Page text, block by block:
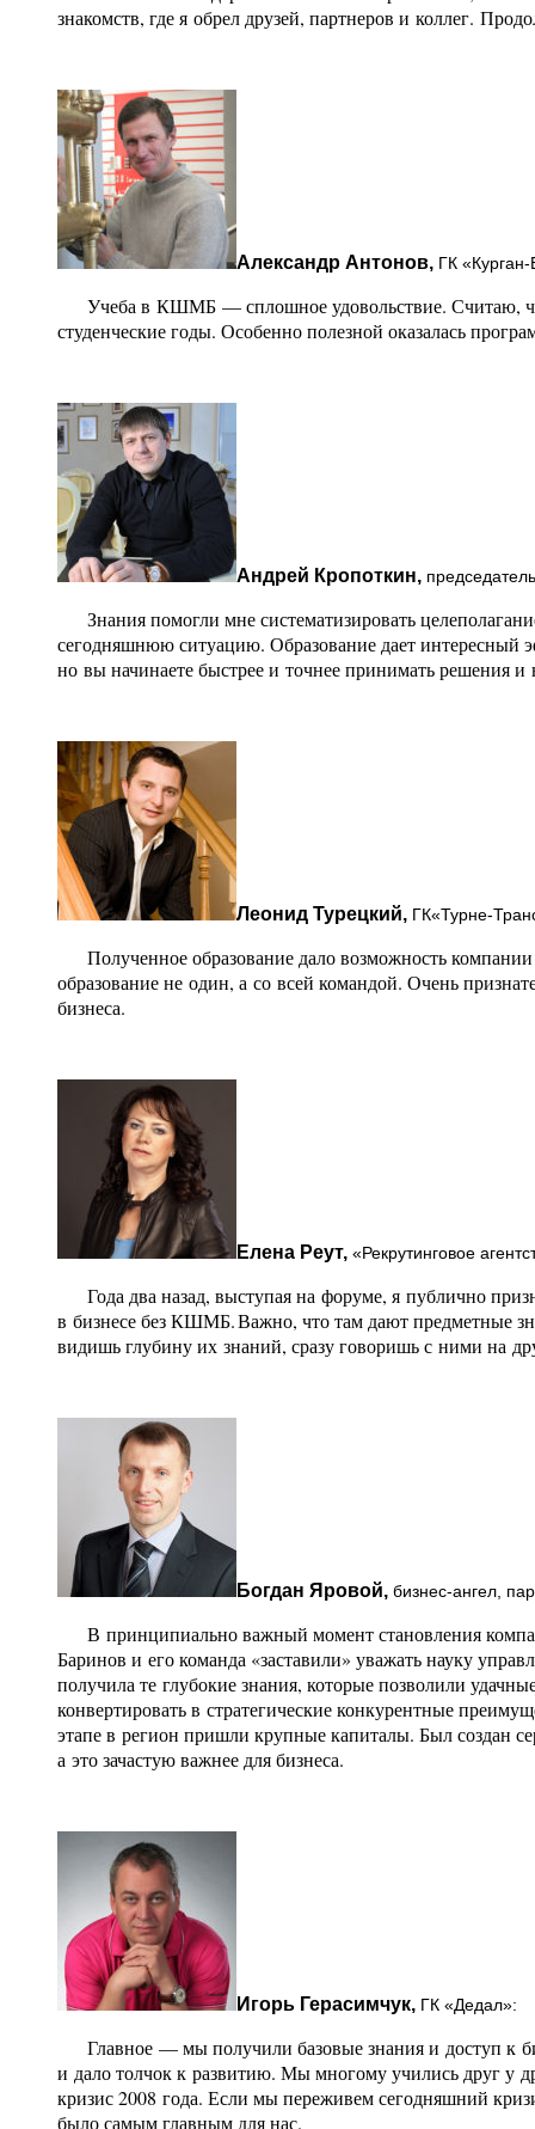
знакомств, где я обрел друзей, партнеров и коллег.
Александр Антонов, ГК
Учеба в КШМБ — сплошное удовольствие. Считаю,
студенческие годы. Особенно полезной оказалась
Андрей Кропоткин,
Знания помогли мне систематизировать
сегодняшнюю ситуацию. Образование дает интересный
но вы начинаете быстрее и точнее принимать решения и
Леонид Турецкий, ГК«Турне-
Полученное образование дало возможность
образование не один, а со всей командой. Очень
бизнеса.
Елена Реут, «Рекрутинговое
Года два назад, выступая на форуме, я публично
в бизнесе без КШМБ. Важно, что там дают предметные
видишь глубину их знаний, сразу говоришь с ними на
Богдан Яровой, бизнес-ангел,
В принципиально важный момент становления
Баринов и его команда «заставили» уважать науку
получила те глубокие знания, которые позволили
конвертировать в стратегические конкурентные
этапе в регион пришли крупные капиталы. Был создан
а это зачастую важнее для бизнеса.
Игорь Герасимчук, ГК «Дедал»:
Главное — мы получили базовые знания и доступ к
и дало толчок к развитию. Мы многому учились друг у
кризис 2008 года. Если мы переживем сегодняшний
было самым главным для нас.